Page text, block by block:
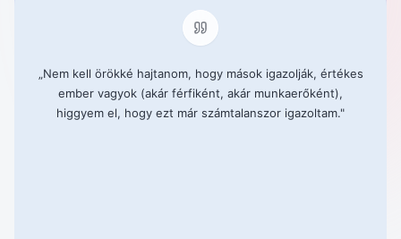
„Nem kell örökké hajtanom, hogy mások igazolják, értékes
ember vagyok (akár férfiként, akár munkaerőként),
higgyem el, hogy ezt már számtalanszor igazoltam."